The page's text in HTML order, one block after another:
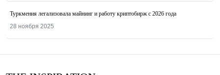
Туркмения легализовала майнинг и работу криптобирж с 2026 года
28 ноября 2025